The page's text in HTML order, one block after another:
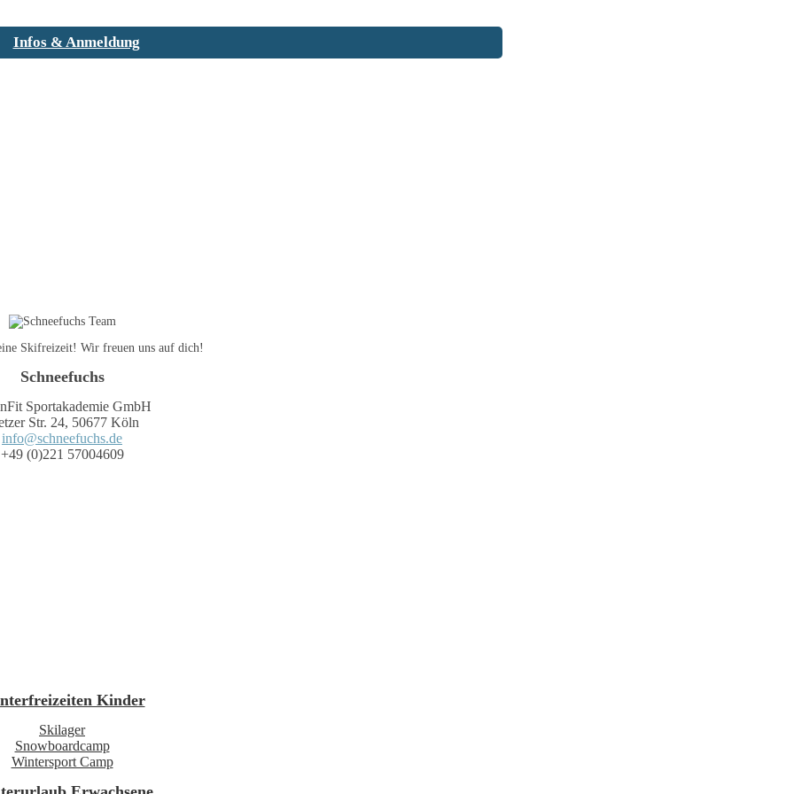
Infos & Anmeldung
Skifreizeit! Wir freuen uns auf dich!
Schneefuchs
Sportakademie GmbH
Str. 24, 50677 Köln
info@schneefuchs.de
+49 (0)221 57004609
Kinder
Skilager
Snowboardcamp
Wintersport Camp